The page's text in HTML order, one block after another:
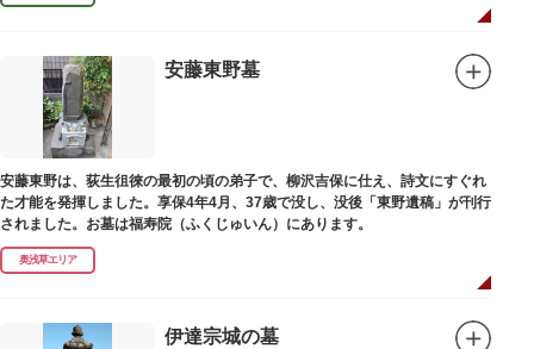
安藤東野墓
安藤東野は、荻生徂徠の最初の頃の弟子で、柳沢吉保に仕え、詩文にすぐれ
た才能を発揮しました。享保4年4月、37歳で没し、没後「東野遺稿」が刊行
されました。お墓は福寿院（ふくじゅいん）にあります。
奥浅草エリア
伊達宗城の墓